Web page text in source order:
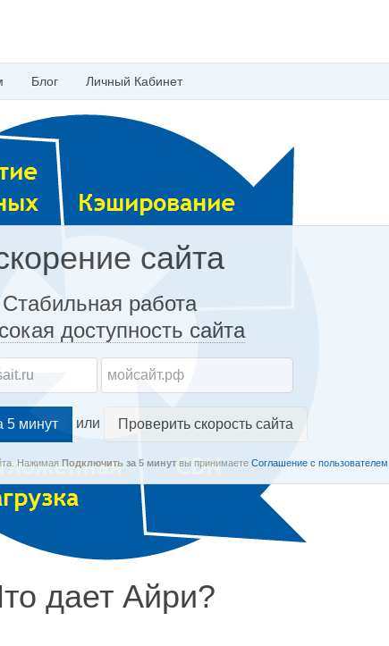
Блог Личный Кабинет
сайта
Стабильная работа
доступность сайта
или Проверить скорость сайта
Нажимая Подключить за 5 минутвы принимаете Соглашение с пользователем
дает Айри?